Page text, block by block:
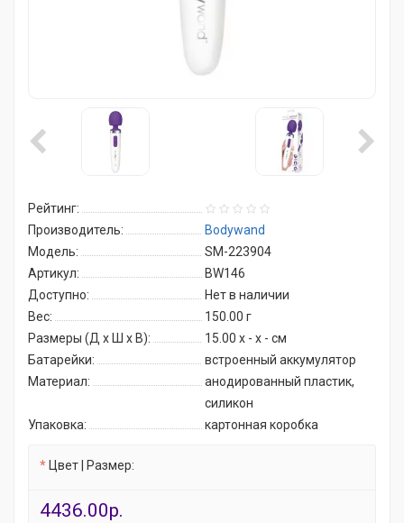
Рейтинг:
Производитель:
Bodywand
Модель:
SM-223904
Артикул:
BW146
Доступно:
Нет в наличии
Вес:
150.00 г
Размеры (Д x Ш x В):
15.00 x - x - см
Батарейки:
встроенный аккумулятор
Материал:
анодированный пластик,
силикон
Упаковка:
картонная коробка
Цвет | Размер:
4436.00р.